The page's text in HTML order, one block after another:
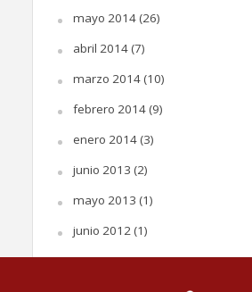
mayo 2014(26)
abril 2014(7)
marzo 2014(10)
febrero 2014(9)
enero 2014(3)
junio 2013 (2)
mayo 2013 (1)
junio 2012 (1)